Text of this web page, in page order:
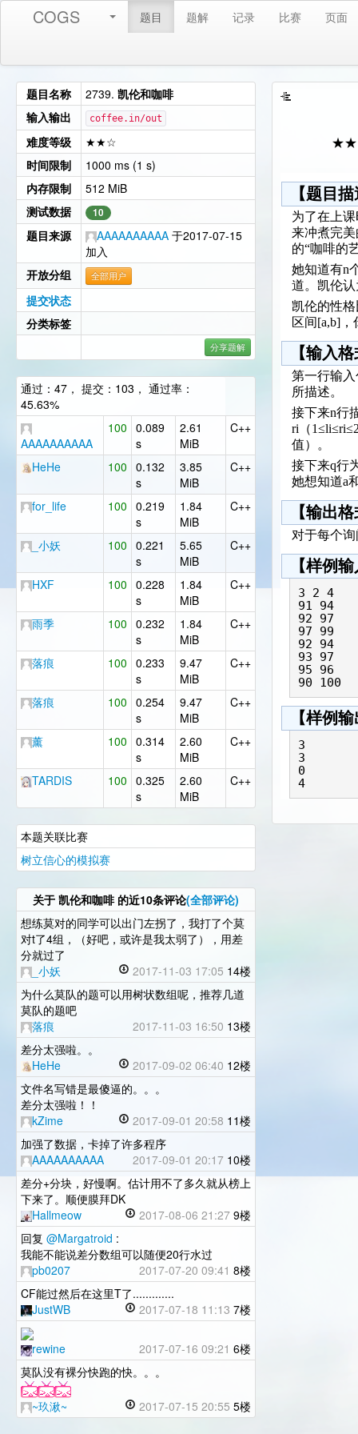
COGS 题目 题解 记录 比赛 页面
题目名称 2739. 凯伦和咖啡
输入输出
coffee.in/out
难度等级
★★☆
时间限制
1000 ms (1 s)
内存限制
512 MiB
测试数据
10
题目来源 AAAAAAAAAA 于2017-07-15
加入
开放分组
全部用户
提交状态
分类标签
分享题解
通过：47， 提交：103， 通过率：
45.63%
AAAAAAAAAA
100 0.089
s
2.61
MiB
C++
HeHe 100 0.132
s
3.85
MiB
C++
for_life 100 0.219
s
1.84
MiB
C++
_小妖 100 0.221
s
5.65
MiB
C++
HXF 100 0.228
s
1.84
MiB
C++
雨季 100 0.232
s
1.84
MiB
C++
落痕 100 0.233
s
9.47
MiB
C++
落痕 100 0.254
s
9.47
MiB
C++
薰 100 0.314
s
2.60
MiB
C++
TARDIS 100 0.325
s
2.60
MiB
C++
本题关联比赛
树立信心的模拟赛
关于 凯伦和咖啡的近10条评论(全部评论)
想练莫对的同学可以出门左拐了，我打了个莫
对t了4组，（好吧，或许是我太弱了），用差
分就过了
_小妖
2017-11-03 17:05 14楼
为什么莫队的题可以用树状数组呢，推荐几道
莫队的题吧
落痕
2017-11-03 16:50 13楼
差分太强啦。。
HeHe
2017-09-02 06:40 12楼
文件名写错是最傻逼的。。。
差分太强啦！！
kZime
2017-09-01 20:58 11楼
加强了数据，卡掉了许多程序
AAAAAAAAAA
2017-09-01 20:17 10楼
差分+分块，好慢啊。估计用不了多久就从榜上
下来了。顺便膜拜DK
Hallmeow
2017-08-06 21:27 9楼
回复 @Margatroid :
我能不能说差分数组可以随便20行水过
pb0207
2017-07-20 09:41 8楼
CF能过然后在这里T了.............
JustWB
2017-07-18 11:13 7楼
rewine 2017-07-16 09:21 6楼
莫队没有裸分快跑的快。。。
~玖湫~ 2017-07-15 20:55 5楼
【题目
为了在上
来冲煮完
的“咖啡的
她知道有n
道。凯伦
凯伦的性
区间[a,b]
【输入
第一行输入
所描述。
接下来n行
ri（
值）。
接下来q行
她想知道a
【输出
对于每个
【样例
3 2 4
91 94
92 97
97 99
92 94
93 97
95 96
【样例
3
3
0
4